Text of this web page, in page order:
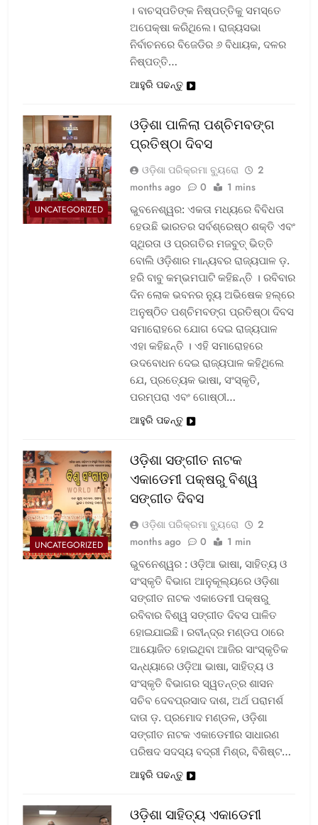
। ବାଚସ୍ପତିଙ୍କ ନିଷ୍ପତ୍ତିକୁ ସମସ୍ତେ
ଅପେକ୍ଷା କରିଥିଲେ। ରାଜ୍ୟସଭା
ନିର୍ବାଚନରେ ବିଜେଡିର ୬ ବିଧାୟକ, ଦଳର
ନିଷ୍ପତ୍ତି…
ଆହୁରି ପଢନ୍ତୁ
UNCATEGORIZED
ଓଡ଼ିଶା ପାଳିଲା ପଶ୍ଚିମବଙ୍ଗ
ପ୍ରତିଷ୍ଠା ଦିବସ
ଓଡ଼ିଶା ପରିକ୍ରମା ବ୍ୟୁରୋ
2
months ago
0 1 mins
ଭୁବନେଶ୍ୱର: ଏକତା ମଧ୍ୟରେ ବିବିଧତା
ହେଉଛି ଭାରତର ସର୍ବଶ୍ରେଷ୍ଠ ଶକ୍ତି ଏବଂ
ସ୍ଥିରତା ଓ ପ୍ରଗତିର ମଜବୁତ୍ ଭିତ୍ତି
ବୋଲି ଓଡ଼ିଶାର ମାନ୍ୟବର ରାଜ୍ୟପାଳ ଡ଼.
ହରି ବାବୁ କମ୍ଭମପାଟି କହିଛନ୍ତି । ରବିବାର
ଦିନ ଲୋକ ଭବନର ନ୍ୟୁ ଅଭିଷେକ ହଲ୍‌ରେ
ଅନୁଷ୍ଠିତ ପଶ୍ଚିମବଙ୍ଗ ପ୍ରତିଷ୍ଠା ଦିବସ
ସମାରୋହରେ ଯୋଗ ଦେଇ ରାଜ୍ୟପାଳ
ଏହା କହିଛନ୍ତି । ଏହି ସମାରୋହରେ
ଉଦବୋଧନ ଦେଇ ରାଜ୍ୟପାଳ କହିଥିଲେ
ଯେ, ପ୍ରତ୍ୟେକ ଭାଷା, ସଂସ୍କୃତି,
ପରମ୍ପରା ଏବଂ ଗୋଷ୍ଠୀ…
ଆହୁରି ପଢନ୍ତୁ
UNCATEGORIZED
ଓଡ଼ିଶା ସଙ୍ଗୀତ ନାଟକ
ଏକାଡେମୀ ପକ୍ଷରୁ ବିଶ୍ୱ
ସଙ୍ଗୀତ ଦିବସ
ଓଡ଼ିଶା ପରିକ୍ରମା ବ୍ୟୁରୋ
2
months ago
0 1 min
ଭୁବନେଶ୍ୱର : ଓଡ଼ିଆ ଭାଷା, ସାହିତ୍ୟ ଓ
ସଂସ୍କୃତି ବିଭାଗ ଆନୁକୂଲ୍ୟରେ ଓଡ଼ିଶା
ସଙ୍ଗୀତ ନାଟକ ଏକାଡେମୀ ପକ୍ଷରୁ
ରବିବାର ବିଶ୍ୱ ସଙ୍ଗୀତ ଦିବସ ପାଳିତ
ହୋଇଯାଇଛି। ରବୀନ୍ଦ୍ର ମଣ୍ଡପ ଠାରେ
ଆୟୋଜିତ ହୋଇଥିବା ଆଜିର ସାଂସ୍କୃତିକ
ସନ୍ଧ୍ୟାରେ ଓଡ଼ିଆ ଭାଷା, ସାହିତ୍ୟ ଓ
ସଂସ୍କୃତି ବିଭାଗର ସ୍ୱତନ୍ତ୍ର ଶାସନ
ସଚିବ ଦେବପ୍ରସାଦ ଦାଶ, ଅର୍ଥ ପରାମର୍ଶ
ଦାତା ଡ଼. ପ୍ରମୋଦ ମଣ୍ଡଳ, ଓଡ଼ିଶା
ସଙ୍ଗୀତ ନାଟକ ଏକାଡେମୀର ସାଧାରଣ
ପରିଷଦ ସଦସ୍ୟ ବଦ୍ରୀ ମିଶ୍ର, ବିଶିଷ୍ଟ…
ଆହୁରି ପଢନ୍ତୁ
ଓଡ଼ିଶା ସାହିତ୍ୟ ଏକାଡେମୀ